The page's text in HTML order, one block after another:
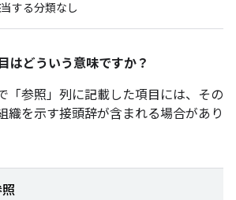
する分類なし
はどういう意味ですか？
「参照」列に記載した項目には、その
織を示す接頭辞が含まれる場合があり